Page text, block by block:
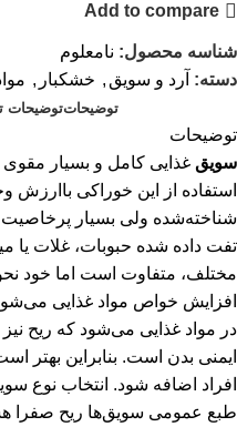
Add to compare
شناسه محصول: نامعلوم
دسته: آرد و سویق , خشکبار ,
توضیحاتتوضیحات
توضیحات
سویق غذایی کامل و بسیار
استفاده از این خوراکی باارزش
شناخته‌شده ولی بسیار پرخاصیت
تفت داده شده حبوبات، غلات
مختلف، متفاوت است اما خود
افزایش خواص مواد غذایی
در مواد غذایی می‌شود که ریح
ایمنی بدن است. بنابراین بهتر
افراد اضافه شود. انتخاب نوع
طبع عمومی سویق‌ها ریح صفرا